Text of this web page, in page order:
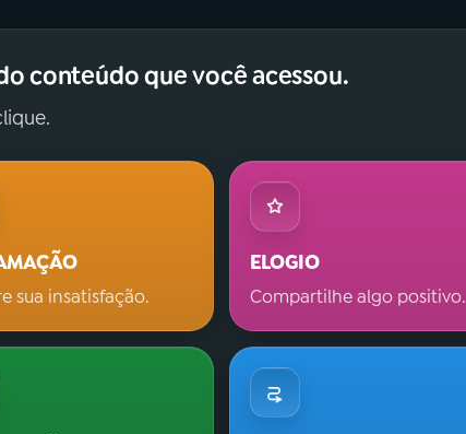
conteúdo que você acessou.
sua insatisfação.
ELOGIO
Compartilhe algo positivo.